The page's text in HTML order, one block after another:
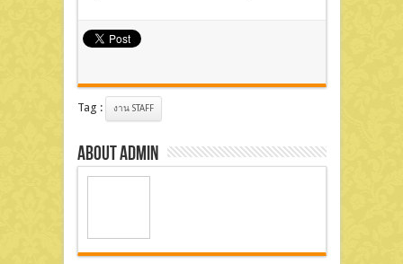
Tag : งาน STAFF
About admin